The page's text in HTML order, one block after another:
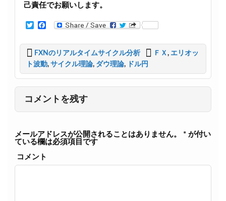
己責任でお願いします。
t
t
e
r
e
b
o
o
k
FXNのリアルタイムサイクル分析 ＦＸ, エリオッ
ト波動, サイクル理論, ダウ理論, ドル円
コメントを残す
メールアドレスが公開されることはありません。 *が付い
ている欄は必須項目です
コメント